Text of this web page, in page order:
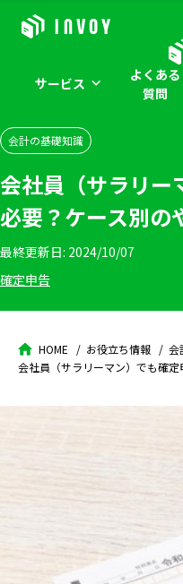
サービス
よくある
質問
会計の基礎知識
会社員（サラリー
必要？ケース別の
最終更新日: 2024/10/07
確定申告
HOME お役立ち情報
会
会社員（サラリーマン）でも確